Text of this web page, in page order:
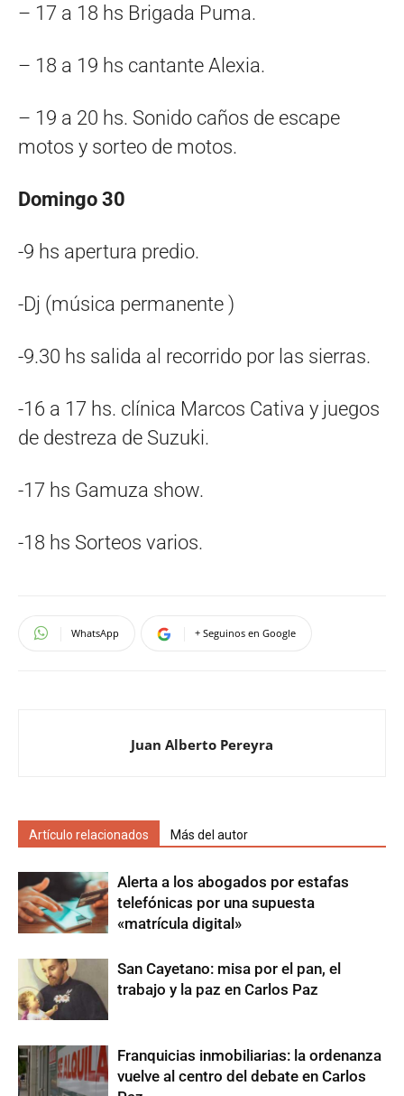
– 17 a 18 hs Brigada Puma.
– 18 a 19 hs cantante Alexia.
– 19 a 20 hs. Sonido caños de escape
motos y sorteo de motos.
Domingo 30
-9 hs apertura predio.
-Dj (música permanente )
-9.30 hs salida al recorrido por las sierras.
-16 a 17 hs. clínica Marcos Cativa y juegos
de destreza de Suzuki.
-17 hs Gamuza show.
-18 hs Sorteos varios.
WhatsApp + Seguinos en Google
Juan Alberto Pereyra
Artículo relacionados Más del autor
Alerta a los abogados por estafas
telefónicas por una supuesta
«matrícula digital»
San Cayetano: misa por el pan, el
trabajo y la paz en Carlos Paz
Franquicias inmobiliarias: la ordenanza
vuelve al centro del debate en Carlos